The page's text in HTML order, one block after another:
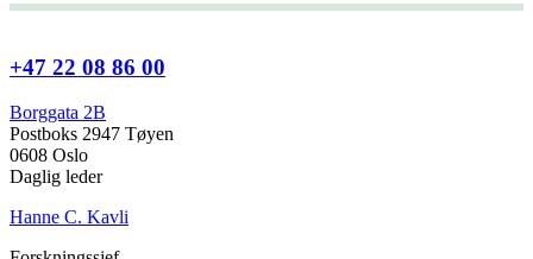
+47 22 08 86 00
Borggata 2B
Postboks 2947 Tøyen
0608 Oslo
Daglig leder
Hanne C. Kavli